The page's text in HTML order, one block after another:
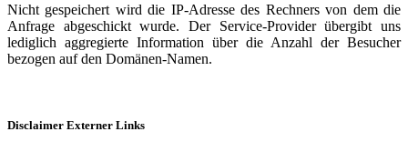
Nicht gespeichert wird die IP-Adresse des Rechners von dem die
Anfrage abgeschickt wurde. Der Service-Provider übergibt uns
lediglich aggregierte Information über die Anzahl der Besucher
bezogen auf den Domänen-Namen.
Disclaimer Externer Links